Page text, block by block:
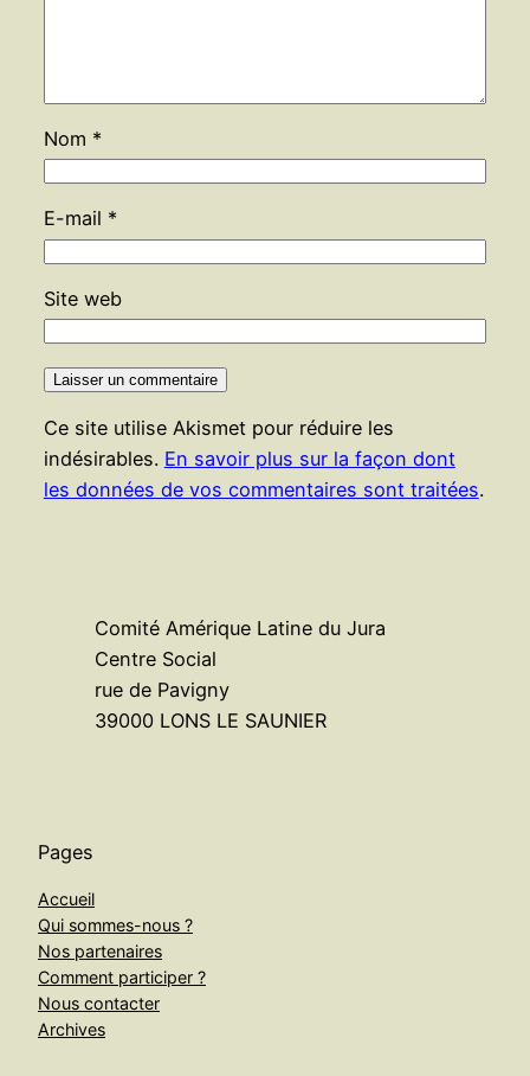
Nom *
E-mail *
Site web
Ce site utilise Akismet pour réduire les
indésirables. En savoir plus sur la façon dont
les données de vos commentaires sont traitées.
Comité Amérique Latine du Jura
Centre Social
rue de Pavigny
39000 LONS LE SAUNIER
Pages
Accueil
Qui sommes-nous ?
Nos partenaires
Comment participer ?
Nous contacter
Archives